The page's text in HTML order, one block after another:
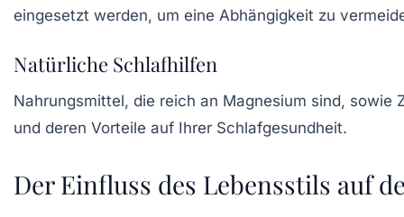
eingesetzt werden, um eine Abhängigkeit zu
Natürliche Schlafhilfen
Nahrungsmittel, die reich an Magnesium sind, sowie
und deren Vorteile auf Ihrer Schlafgesundheit.
Der Einfluss des Lebensstils auf